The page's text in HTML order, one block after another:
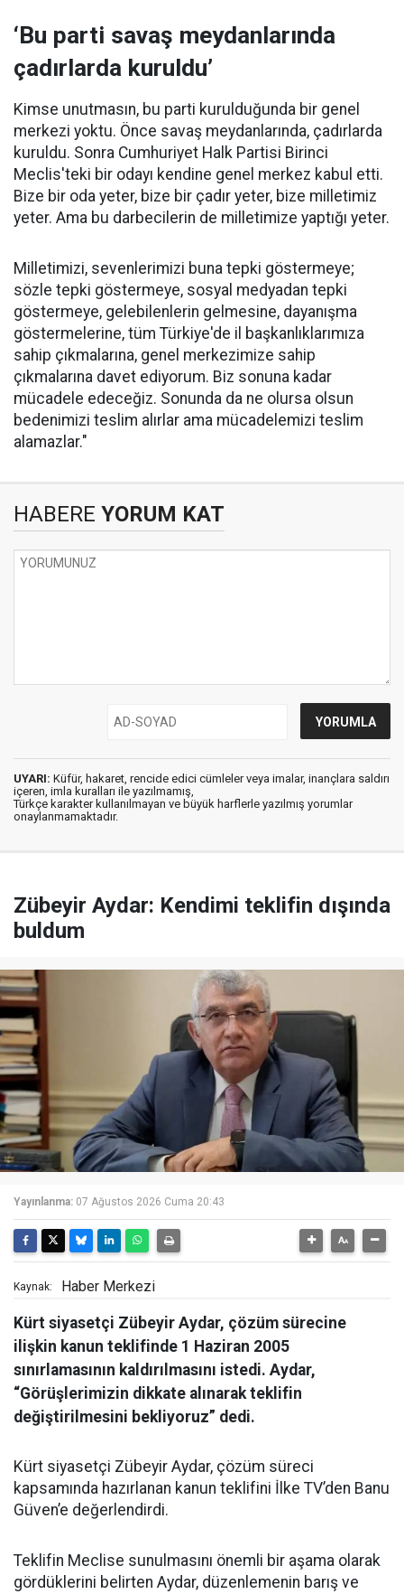
‘Bu parti savaş meydanlarında
çadırlarda kuruldu’
Kimse unutmasın, bu parti kurulduğunda bir genel
merkezi yoktu. Önce savaş meydanlarında, çadırlarda
kuruldu. Sonra Cumhuriyet Halk Partisi Birinci
Meclis'teki bir odayı kendine genel merkez kabul etti.
Bize bir oda yeter, bize bir çadır yeter, bize milletimiz
yeter. Ama bu darbecilerin de milletimize yaptığı yeter.
Milletimizi, sevenlerimizi buna tepki göstermeye;
sözle tepki göstermeye, sosyal medyadan tepki
göstermeye, gelebilenlerin gelmesine, dayanışma
göstermelerine, tüm Türkiye'de il başkanlıklarımıza
sahip çıkmalarına, genel merkezimize sahip
çıkmalarına davet ediyorum. Biz sonuna kadar
mücadele edeceğiz. Sonunda da ne olursa olsun
bedenimizi teslim alırlar ama mücadelemizi teslim
alamazlar."
HABERE YORUM KAT
UYARI: Küfür, hakaret, rencide edici cümleler veya imalar, inançlara saldırı
içeren, imla kuralları ile yazılmamış,
Türkçe karakter kullanılmayan ve büyük harflerle yazılmış yorumlar
onaylanmamaktadır.
Zübeyir Aydar: Kendimi teklifin dışında
buldum
Yayınlanma: 07 Ağustos 2026 Cuma 20:43
Kaynak: Haber Merkezi
Kürt siyasetçi Zübeyir Aydar, çözüm sürecine
ilişkin kanun teklifinde 1 Haziran 2005
sınırlamasının kaldırılmasını istedi. Aydar,
“Görüşlerimizin dikkate alınarak teklifin
değiştirilmesini bekliyoruz” dedi.
Kürt siyasetçi Zübeyir Aydar, çözüm süreci
kapsamında hazırlanan kanun teklifini İlke TV’den Banu
Güven’e değerlendirdi.
Teklifin Meclise sunulmasını önemli bir aşama olarak
gördüklerini belirten Aydar, düzenlemenin barış ve